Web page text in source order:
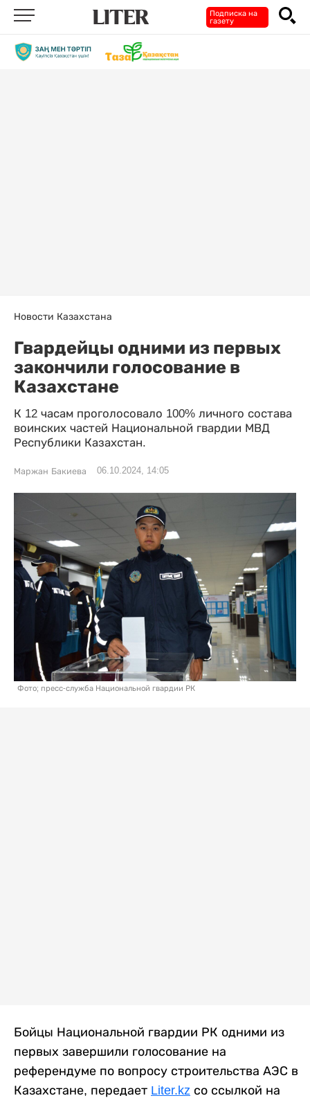
Подписка на
газету
Новости Казахстана
Гвардейцы одними из первых
закончили голосование в
Казахстане
К 12 часам проголосовало 100% личного состава
воинских частей Национальной гвардии МВД
Республики Казахстан.
Маржан Бакиева 06.10.2024, 14:05
Фото; пресс-служба Национальной гвардии РК
Бойцы Национальной гвардии РК одними из
первых завершили голосование на
референдуме по вопросу строительства АЭС в
Казахстане, передает Liter.kz со ссылкой на